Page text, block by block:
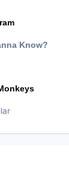
Know?